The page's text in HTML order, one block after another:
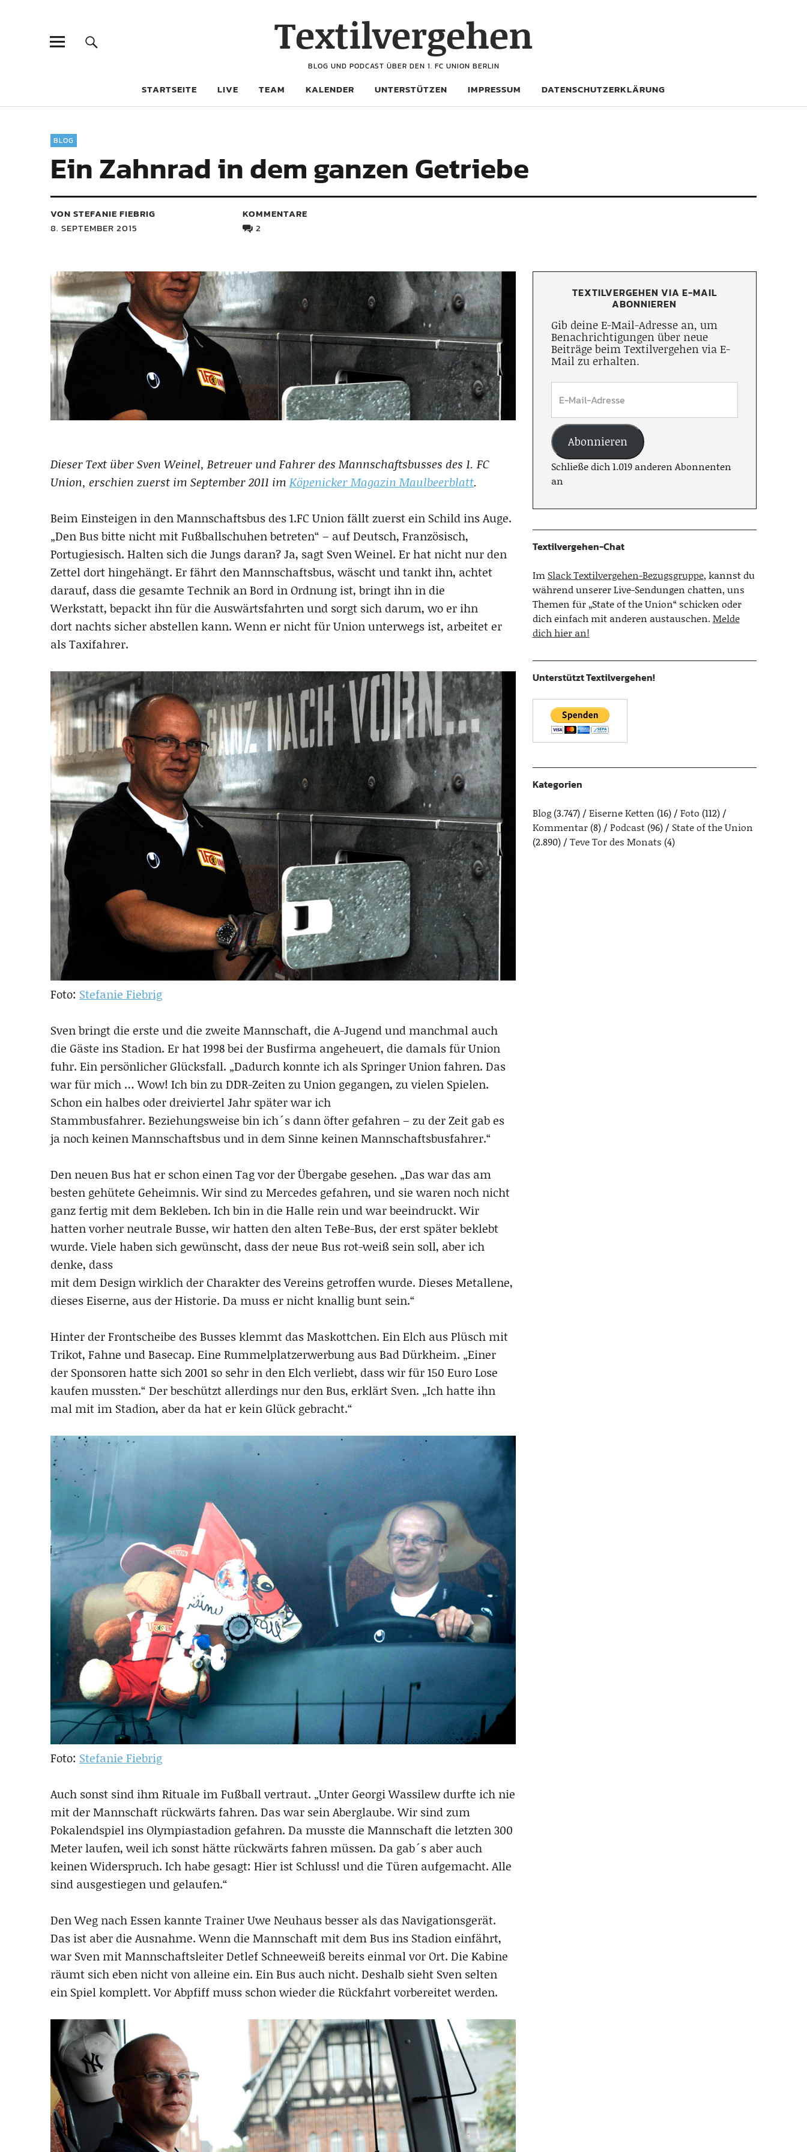
Textilvergehen
BLOG UND PODCAST ÜBER DEN 1. FC UNION BERLIN
STARTSEITE LIVE TEAM KALENDER UNTERSTÜTZEN IMPRESSUM DATENSCHUTZERKLÄRUNG
BLOG
Ein Zahnrad in dem ganzen Getriebe
VON STEFANIE FIEBRIG
8. SEPTEMBER 2015
KOMMENTARE
2
Dieser Text über Sven Weinel, Betreuer und Fahrer des Mannschaftsbusses des 1. FC
Union, erschien zuerst im September 2011 im Köpenicker Magazin Maulbeerblatt.
Beim Einsteigen in den Mannschaftsbus des 1.FC Union fällt zuerst ein Schild ins Auge.
„Den Bus bitte nicht mit Fußballschuhen betreten“ – auf Deutsch, Französisch,
Portugiesisch. Halten sich die Jungs daran? Ja, sagt Sven Weinel. Er hat nicht nur den
Zettel dort hingehängt. Er fährt den Mannschaftsbus, wäscht und tankt ihn, achtet
darauf, dass die gesamte Technik an Bord in Ordnung ist, bringt ihn in die
Werkstatt, bepackt ihn für die Auswärtsfahrten und sorgt sich darum, wo er ihn
dort nachts sicher abstellen kann. Wenn er nicht für Union unterwegs ist, arbeitet er
als Taxifahrer.
Foto: Stefanie Fiebrig
Sven bringt die erste und die zweite Mannschaft, die A-Jugend und manchmal auch
die Gäste ins Stadion. Er hat 1998 bei der Busfirma angeheuert, die damals für Union
fuhr. Ein persönlicher Glücksfall. „Dadurch konnte ich als Springer Union fahren. Das
war für mich … Wow! Ich bin zu DDR-Zeiten zu Union gegangen, zu vielen Spielen.
Schon ein halbes oder dreiviertel Jahr später war ich
Stammbusfahrer. Beziehungsweise bin ich´s dann öfter gefahren – zu der Zeit gab es
ja noch keinen Mannschaftsbus und in dem Sinne keinen Mannschaftsbusfahrer.“
Den neuen Bus hat er schon einen Tag vor der Übergabe gesehen. „Das war das am
besten gehütete Geheimnis. Wir sind zu Mercedes gefahren, und sie waren noch nicht
ganz fertig mit dem Bekleben. Ich bin in die Halle rein und war beeindruckt. Wir
hatten vorher neutrale Busse, wir hatten den alten TeBe-Bus, der erst später beklebt
wurde. Viele haben sich gewünscht, dass der neue Bus rot-weiß sein soll, aber ich
denke, dass
mit dem Design wirklich der Charakter des Vereins getroffen wurde. Dieses Metallene,
dieses Eiserne, aus der Historie. Da muss er nicht knallig bunt sein.“
Hinter der Frontscheibe des Busses klemmt das Maskottchen. Ein Elch aus Plüsch mit
Trikot, Fahne und Basecap. Eine Rummelplatzerwerbung aus Bad Dürkheim. „Einer
der Sponsoren hatte sich 2001 so sehr in den Elch verliebt, dass wir für 150 Euro Lose
kaufen mussten.“ Der beschützt allerdings nur den Bus, erklärt Sven. „Ich hatte ihn
mal mit im Stadion, aber da hat er kein Glück gebracht.“
Foto: Stefanie Fiebrig
Auch sonst sind ihm Rituale im Fußball vertraut. „Unter Georgi Wassilew durfte ich nie
mit der Mannschaft rückwärts fahren. Das war sein Aberglaube. Wir sind zum
Pokalendspiel ins Olympiastadion gefahren. Da musste die Mannschaft die letzten 300
Meter laufen, weil ich sonst hätte rückwärts fahren müssen. Da gab´s aber auch
keinen Widerspruch. Ich habe gesagt: Hier ist Schluss! und die Türen aufgemacht. Alle
sind ausgestiegen und gelaufen.“
Den Weg nach Essen kannte Trainer Uwe Neuhaus besser als das Navigationsgerät.
Das ist aber die Ausnahme. Wenn die Mannschaft mit dem Bus ins Stadion einfährt,
war Sven mit Mannschaftsleiter Detlef Schneeweiß bereits einmal vor Ort. Die Kabine
räumt sich eben nicht von alleine ein. Ein Bus auch nicht. Deshalb sieht Sven selten
ein Spiel komplett. Vor Abpfiff muss schon wieder die Rückfahrt vorbereitet werden.
TEXTILVERGEHEN VIA E-MAIL
ABONNIEREN
Gib deine E-Mail-Adresse an, um
Benachrichtigungen über neue
Beiträge beim Textilvergehen via E-
Mail zu erhalten.
Abonnieren
Schließe dich 1.019 anderen Abonnenten
an
Textilvergehen-Chat
Im Slack Textilvergehen-Bezugsgruppe, kannst du
während unserer Live-Sendungen chatten, uns
Themen für „State of the Union“ schicken oder
dich einfach mit anderen austauschen.Melde
dich hier an!
Unterstützt Textilvergehen!
Kategorien
Blog(3.747) Eiserne Ketten (16) Foto (112)
Kommentar(8) Podcast(96)
State of the Union
(2.890)
Teve Tor des Monats (4)